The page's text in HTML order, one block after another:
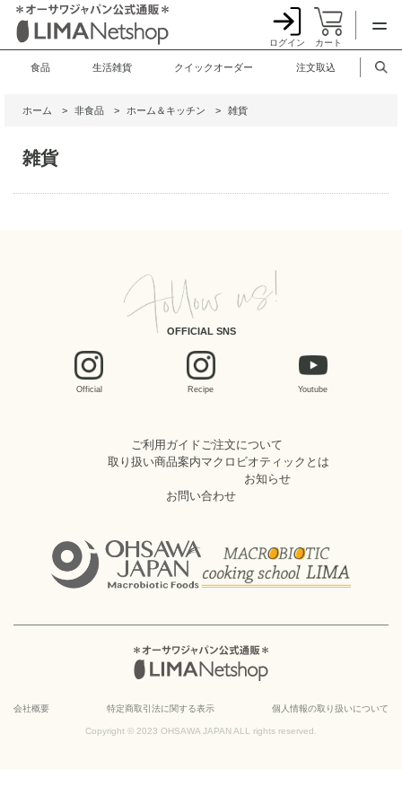
ログイン カート
食品 生活雑貨 クイックオーダー 注文取込
ホーム > 非食品 > ホーム＆キッチン > 雑貨
雑貨
OFFICIAL SNS
Official Recipe Youtube
ご利用ガイドご注文について
取り扱い商品案内マクロビオティックとは
お知らせ
お問い合わせ
会社概要 特定商取引法に関する表示 個人情報の取り扱いについて
Copyright © 2023 OHSAWA JAPAN ALL rights reserved.